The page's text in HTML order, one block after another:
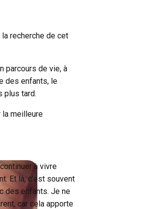
recherche de cet
parcours de vie, à
des enfants, le
plus tard.
la meilleure
à vivre
Et là, c’est souvent
des enfants. Je ne
car cela apporte